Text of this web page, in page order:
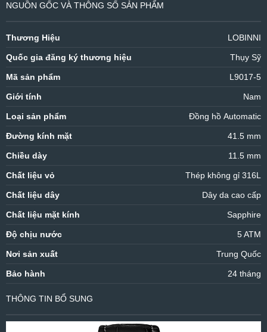
NGUỒN GỐC VÀ THÔNG SỐ SẢN PHẨM
Thương Hiệu LOBINNI
Quốc gia đăng ký thương hiệu Thụy Sỹ
Mã sản phẩm L9017-5
Giới tính Nam
Loại sản phẩm Đồng hồ Automatic
Đường kính mặt 41.5 mm
Chiều dày 11.5 mm
Chất liệu vỏ Thép không gỉ 316L
Chất liệu dây Dây da cao cấp
Chất liệu mặt kính Sapphire
Độ chịu nước 5 ATM
Nơi sản xuất Trung Quốc
Bảo hành 24 tháng
THÔNG TIN BỔ SUNG